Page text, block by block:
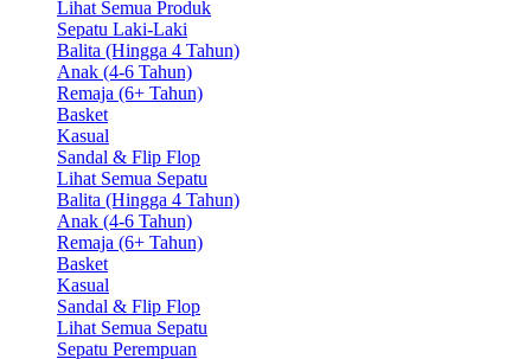
Lihat Semua Produk
Sepatu Laki-Laki
Balita (Hingga 4 Tahun)
Anak (4-6 Tahun)
Remaja (6+ Tahun)
Basket
Kasual
Sandal & Flip Flop
Lihat Semua Sepatu
Balita (Hingga 4 Tahun)
Anak (4-6 Tahun)
Remaja (6+ Tahun)
Basket
Kasual
Sandal & Flip Flop
Lihat Semua Sepatu
Sepatu Perempuan